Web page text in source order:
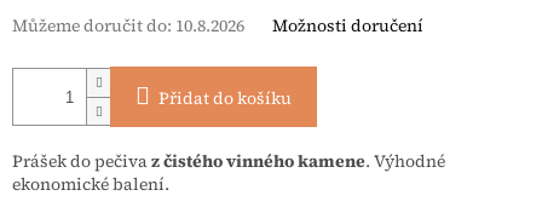
Můžeme doručit do: 10.8.2026 Možnosti doručení
Přidat do košíku
Prášek do pečivaz čistého vinného kamene. Výhodné
ekonomické balení.